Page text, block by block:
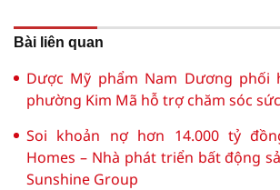
Bài liên quan
Dược Mỹ phẩm Nam Dương phối
phường Kim Mã hỗ trợ chăm sóc
Soi khoản nợ hơn 14.000 tỷ
Homes – Nhà phát triển bất động
Sunshine Group